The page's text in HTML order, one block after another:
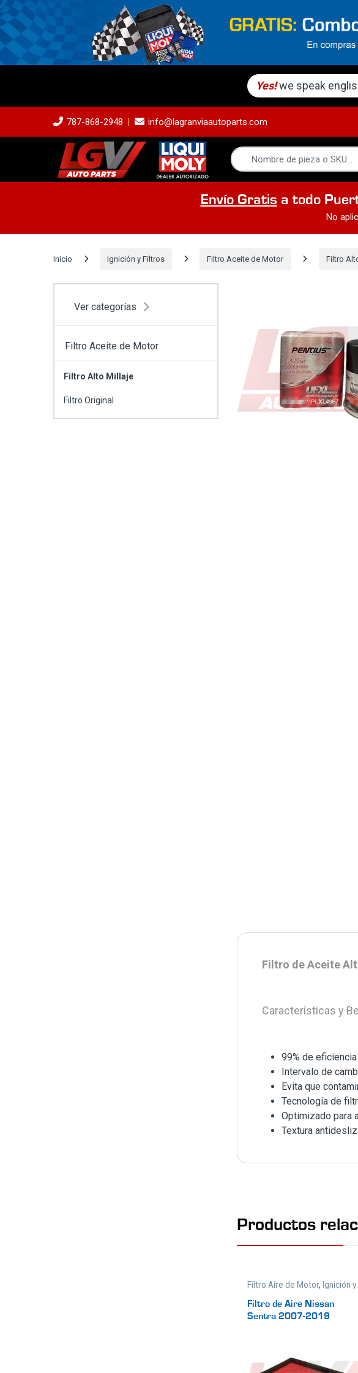
Yes! we speak
787-868-2948 info@lagranviaautoparts.com
Envío Gratis a todo
No
Inicio Ignición y Filtros Filtro Aceite de Motor Filtro
Filtro de Aceite
Características y
99% de
Intervalo de
Evita que
Tecnología de
Optimizado para
Textura
Productos
Filtro Aire de Motor, Ignición y
Filtro de Aire Nissan
Sentra 2007-2019
Ver categorías
Filtro Aceite de Motor
Filtro Alto Millaje
Filtro Original